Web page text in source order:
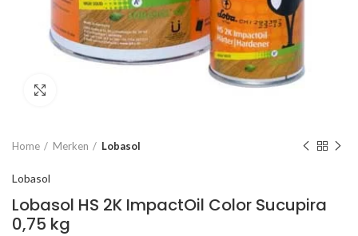
Home Merken Lobasol
Lobasol
Lobasol HS 2K ImpactOil Color Sucupira
0,75 kg